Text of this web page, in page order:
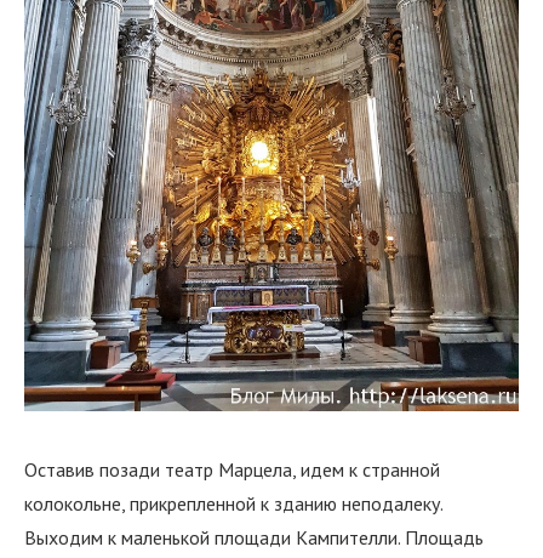
Оставив позади театр Марцела, идем к странной
колокольне, прикрепленной к зданию неподалеку.
Выходим к маленькой площади Кампителли. Площадь